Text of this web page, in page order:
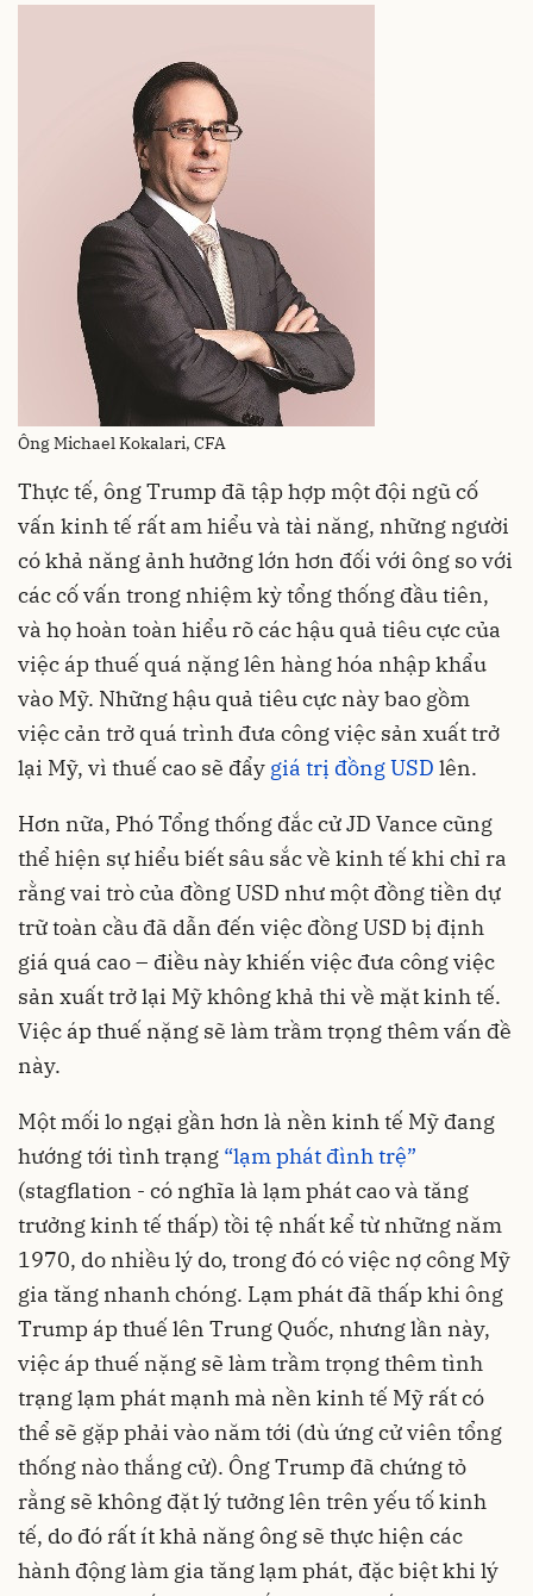
Ông Michael Kokalari, CFA
Thực tế, ông Trump đã tập hợp một đội ngũ cố
vấn kinh tế rất am hiểu và tài năng, những người
có khả năng ảnh hưởng lớn hơn đối với ông so với
các cố vấn trong nhiệm kỳ tổng thống đầu tiên,
và họ hoàn toàn hiểu rõ các hậu quả tiêu cực của
việc áp thuế quá nặng lên hàng hóa nhập khẩu
vào Mỹ. Những hậu quả tiêu cực này bao gồm
việc cản trở quá trình đưa công việc sản xuất trở
lại Mỹ, vì thuế cao sẽ đẩy giá trị đồng USD lên.
Hơn nữa, Phó Tổng thống đắc cử JD Vance cũng
thể hiện sự hiểu biết sâu sắc về kinh tế khi chỉ ra
rằng vai trò của đồng USD như một đồng tiền dự
trữ toàn cầu đã dẫn đến việc đồng USD bị định
giá quá cao – điều này khiến việc đưa công việc
sản xuất trở lại Mỹ không khả thi về mặt kinh tế.
Việc áp thuế nặng sẽ làm trầm trọng thêm vấn đề
này.
Một mối lo ngại gần hơn là nền kinh tế Mỹ đang
hướng tới tình trạng “lạm phát đình trệ”
(stagflation - có nghĩa là lạm phát cao và tăng
trưởng kinh tế thấp) tồi tệ nhất kể từ những năm
1970, do nhiều lý do, trong đó có việc nợ công Mỹ
gia tăng nhanh chóng. Lạm phát đã thấp khi ông
Trump áp thuế lên Trung Quốc, nhưng lần này,
việc áp thuế nặng sẽ làm trầm trọng thêm tình
trạng lạm phát mạnh mà nền kinh tế Mỹ rất có
thể sẽ gặp phải vào năm tới (dù ứng cử viên tổng
thống nào thắng cử). Ông Trump đã chứng tỏ
rằng sẽ không đặt lý tưởng lên trên yếu tố kinh
tế, do đó rất ít khả năng ông sẽ thực hiện các
hành động làm gia tăng lạm phát, đặc biệt khi lý